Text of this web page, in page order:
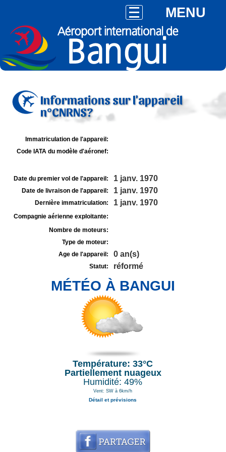
MENU
Informations sur l'appareil
n°CNRNS?
Immatriculation de l'appareil:
Code IATA du modèle d'aéronef:
Date du premier vol de l'appareil: 1 janv. 1970
Date de livraison de l'appareil: 1 janv. 1970
Dernière immatriculation: 1 janv. 1970
Compagnie aérienne exploitante:
Nombre de moteurs:
Type de moteur:
Age de l'appareil:
0 an(s)
Statut: réformé
MÉTÉO À BANGUI
Température: 33°C
Partiellement nuageux
Humidité: 49%
Vent: SW à 6km/h
Détail et prévisions